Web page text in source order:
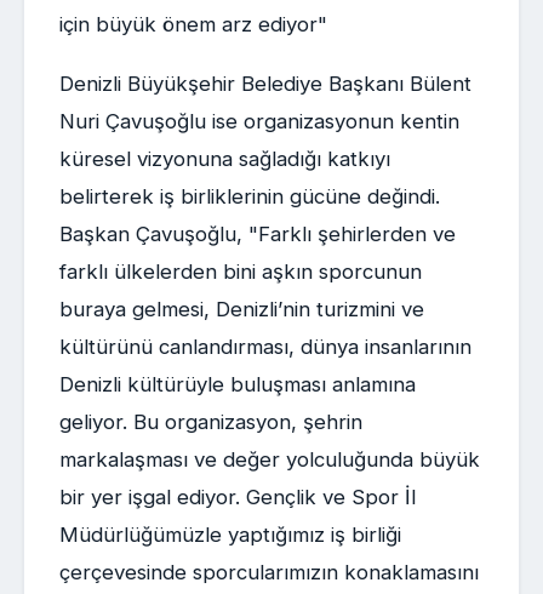
için büyük önem arz ediyor"
Denizli Büyükşehir Belediye Başkanı Bülent
Nuri Çavuşoğlu ise organizasyonun kentin
küresel vizyonuna sağladığı katkıyı
belirterek iş birliklerinin gücüne değindi.
Başkan Çavuşoğlu, "Farklı şehirlerden ve
farklı ülkelerden bini aşkın sporcunun
buraya gelmesi, Denizli’nin turizmini ve
kültürünü canlandırması, dünya insanlarının
Denizli kültürüyle buluşması anlamına
geliyor. Bu organizasyon, şehrin
markalaşması ve değer yolculuğunda büyük
bir yer işgal ediyor. Gençlik ve Spor İl
Müdürlüğümüzle yaptığımız iş birliği
çerçevesinde sporcularımızın konaklamasını